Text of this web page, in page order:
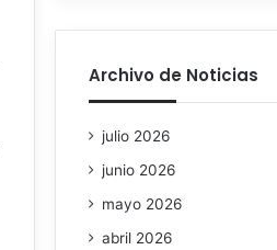
Archivo de Noticias
julio 2026
junio 2026
mayo 2026
abril 2026